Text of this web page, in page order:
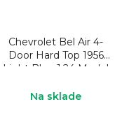
Chevrolet Bel Air 4-
Door Hard Top 1956
Light Blue 1:24 Model
Na sklade